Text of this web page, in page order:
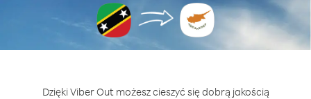
Dzięki Viber Out możesz cieszyć się dobrą jakością